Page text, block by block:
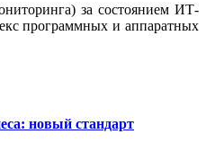
за состоянием ИТ-
программных и аппаратных
новый стандарт